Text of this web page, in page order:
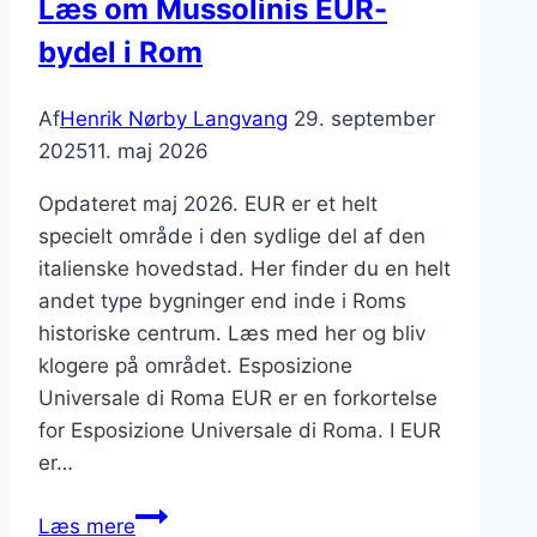
Læs om Mussolinis EUR-
bydel i Rom
AfHenrik Nørby Langvang 29. september
202511. maj 2026
Opdateret maj 2026. EUR er et helt
specielt område i den sydlige del af den
italienske hovedstad. Her finder du en helt
andet type bygninger end inde i Roms
historiske centrum. Læs med her og bliv
klogere på området. Esposizione
Universale di Roma EUR er en forkortelse
for Esposizione Universale di Roma. I EUR
er…
Læs mereLæs